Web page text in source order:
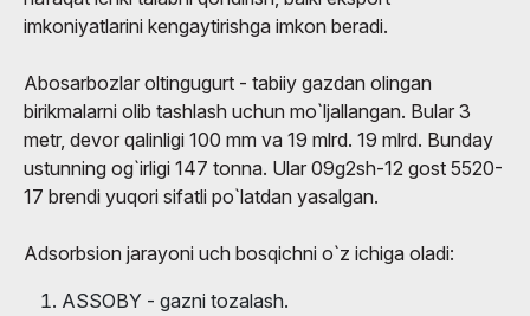
imkoniyatlarini kengaytirishga imkon beradi.
Abosarbozlar oltingugurt - tabiiy gazdan olingan
birikmalarni olib tashlash uchun mo`ljallangan. Bular 3
metr, devor qalinligi 100 mm va 19 mlrd. 19 mlrd. Bunday
ustunning og`irligi 147 tonna. Ular 09g2sh-12 gost 5520-
17 brendi yuqori sifatli po`latdan yasalgan.
Adsorbsion jarayoni uch bosqichni o`z ichiga oladi:
ASSOBY - gazni tozalash.